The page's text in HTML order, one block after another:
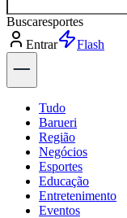
Buscarpolítica
Entrar
Explorar
Tudo
Barueri
Região
Negócios
Esportes
Educação
Entretenimento
Eventos